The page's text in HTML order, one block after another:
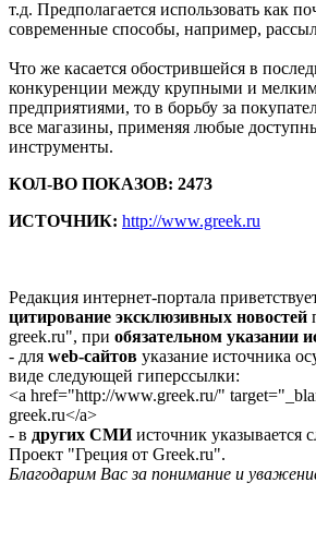
т.д. Предполагается использовать как
современные способы, например,
Что же касается обострившейся в
конкуренции между крупными и
предприятиями, то в борьбу за
все магазины, применяя любые
инструменты.
КОЛ-ВО ПОКАЗОВ: 2473
ИСТОЧНИК: http://www.greek.ru
Редакция интернет-портала
цитирование эксклюзивных новостей
greek.ru", при обязательном указании
- для web-сайтов указание источника
виде следующей гиперссылки:
<a href="http://www.greek.ru/"
greek.ru</a>
- в других СМИисточник указывается
Проект "Греция от Greek.ru".
Благодарим Вас за понимание и